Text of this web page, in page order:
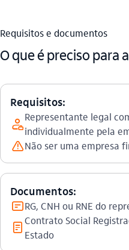
Requisitos e documentos
O que é preciso para
Requisitos:
gerente_outline
Representante legal
individualmente pela
aviso_outlineNão ser uma empresa
Documentos:
document_outlineRG, CNH ou RNE do
documento_outline
Contrato Social
Estado